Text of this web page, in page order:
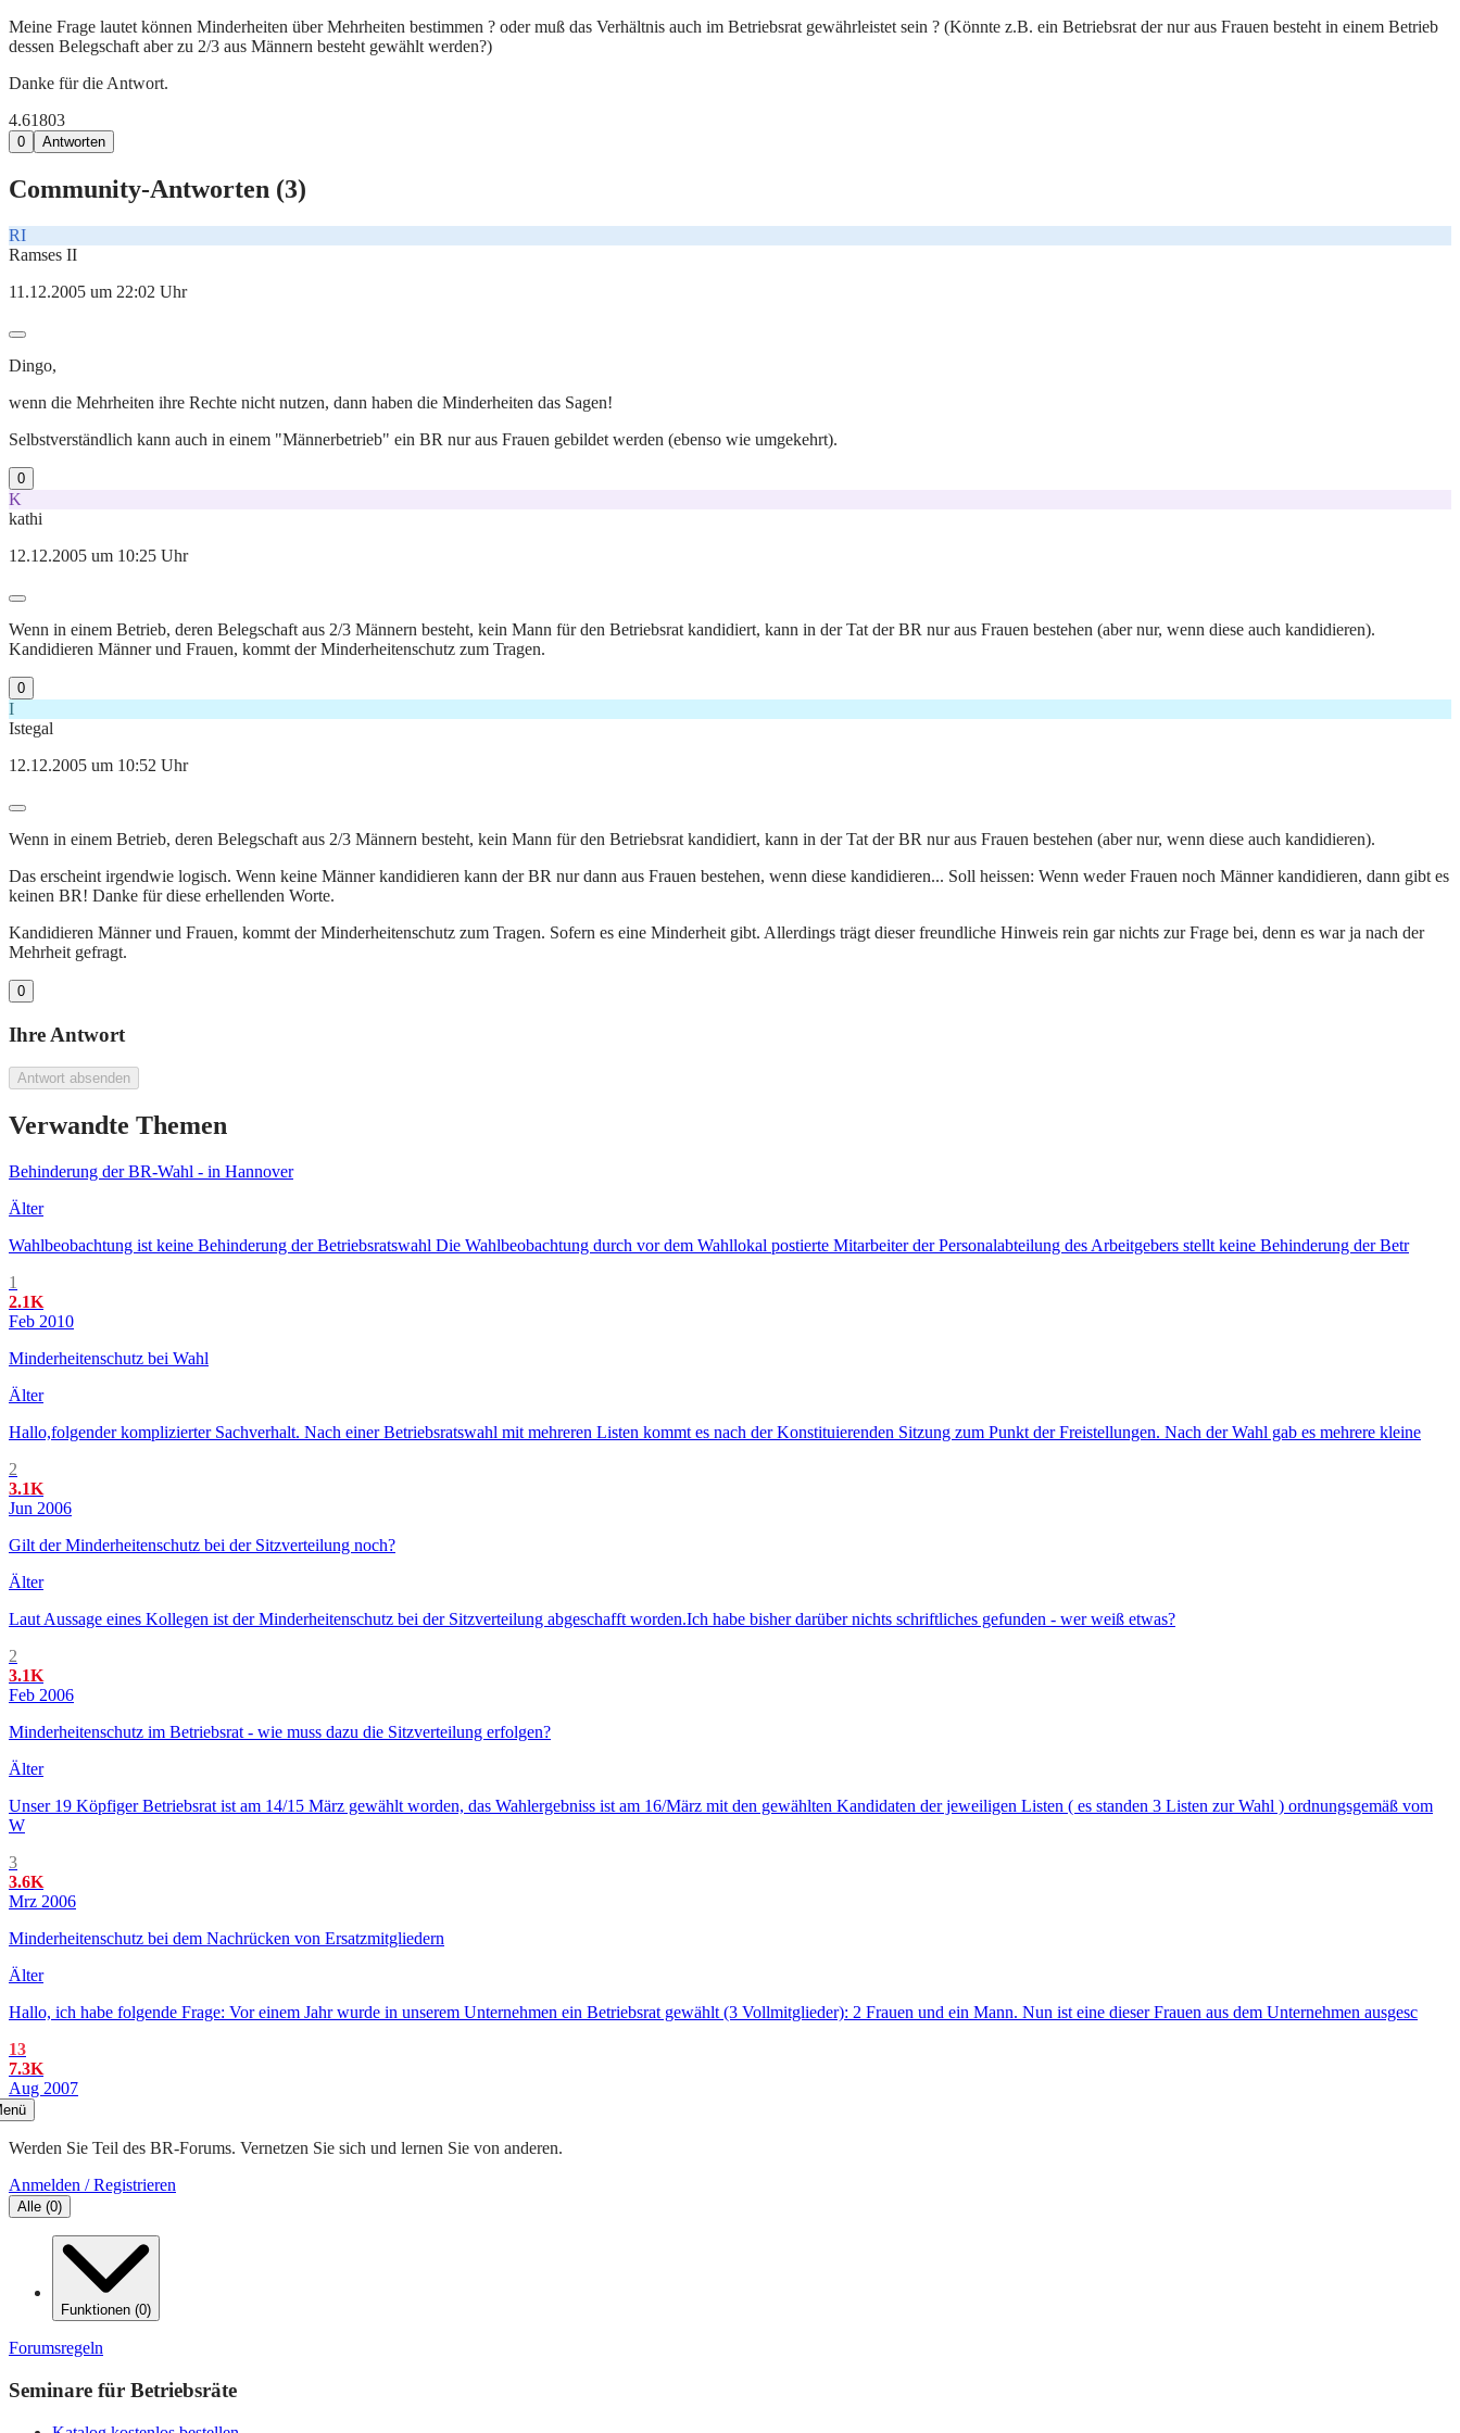
Meine Frage lautet können Minderheiten über Mehrheiten bestimmen ? oder muß das Verhältnis auch im Betriebsrat gewährleistet sein ? (Könnte z.B. ein Betriebsrat der nur aus Frauen besteht in einem Betrieb
dessen Belegschaft aber zu 2/3 aus Männern besteht gewählt werden?)
Danke für die Antwort.
4.61803
0 Antworten
Community-Antworten (3)
RI
Ramses II
11.12.2005 um 22:02 Uhr
Dingo,
wenn die Mehrheiten ihre Rechte nicht nutzen, dann haben die Minderheiten das Sagen!
Selbstverständlich kann auch in einem "Männerbetrieb" ein BR nur aus Frauen gebildet werden (ebenso wie umgekehrt).
0
K
kathi
12.12.2005 um 10:25 Uhr
Wenn in einem Betrieb, deren Belegschaft aus 2/3 Männern besteht, kein Mann für den Betriebsrat kandidiert, kann in der Tat der BR nur aus Frauen bestehen (aber nur, wenn diese auch kandidieren).
Kandidieren Männer und Frauen, kommt der Minderheitenschutz zum Tragen.
0
I
Istegal
12.12.2005 um 10:52 Uhr
Wenn in einem Betrieb, deren Belegschaft aus 2/3 Männern besteht, kein Mann für den Betriebsrat kandidiert, kann in der Tat der BR nur aus Frauen bestehen (aber nur, wenn diese auch kandidieren).
Das erscheint irgendwie logisch. Wenn keine Männer kandidieren kann der BR nur dann aus Frauen bestehen, wenn diese kandidieren... Soll heissen: Wenn weder Frauen noch Männer kandidieren, dann gibt es
keinen BR! Danke für diese erhellenden Worte.
Kandidieren Männer und Frauen, kommt der Minderheitenschutz zum Tragen. Sofern es eine Minderheit gibt. Allerdings trägt dieser freundliche Hinweis rein gar nichts zur Frage bei, denn es war ja nach der
Mehrheit gefragt.
0
Ihre Antwort
Antwort absenden
Verwandte Themen
Behinderung der BR-Wahl - in Hannover
Älter
Wahlbeobachtung ist keine Behinderung der Betriebsratswahl Die Wahlbeobachtung durch vor dem Wahllokal postierte Mitarbeiter der Personalabteilung des Arbeitgebers stellt keine Behinderung der Betr
1
2.1K
Feb 2010
Minderheitenschutz bei Wahl
Älter
Hallo,folgender komplizierter Sachverhalt. Nach einer Betriebsratswahl mit mehreren Listen kommt es nach der Konstituierenden Sitzung zum Punkt der Freistellungen. Nach der Wahl gab es mehrere kleine
2
3.1K
Jun 2006
Gilt der Minderheitenschutz bei der Sitzverteilung noch?
Älter
Laut Aussage eines Kollegen ist der Minderheitenschutz bei der Sitzverteilung abgeschafft worden.Ich habe bisher darüber nichts schriftliches gefunden - wer weiß etwas?
2
3.1K
Feb 2006
Minderheitenschutz im Betriebsrat - wie muss dazu die Sitzverteilung erfolgen?
Älter
Unser 19 Köpfiger Betriebsrat ist am 14/15 März gewählt worden, das Wahlergebniss ist am 16/März mit den gewählten Kandidaten der jeweiligen Listen ( es standen 3 Listen zur Wahl ) ordnungsgemäß vom
W
3
3.6K
Mrz 2006
Minderheitenschutz bei dem Nachrücken von Ersatzmitgliedern
Älter
Hallo, ich habe folgende Frage: Vor einem Jahr wurde in unserem Unternehmen ein Betriebsrat gewählt (3 Vollmitglieder): 2 Frauen und ein Mann. Nun ist eine dieser Frauen aus dem Unternehmen ausgesc
13
7.3K
Aug 2007
Werden Sie Teil des BR-Forums. Vernetzen Sie sich und lernen Sie von anderen.
Anmelden / Registrieren
Alle (0)
Funktionen (0)
Forumsregeln
Seminare für Betriebsräte